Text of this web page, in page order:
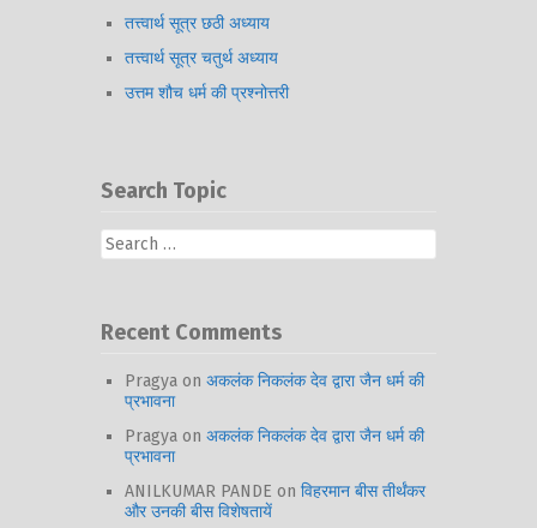
तत्त्वार्थ सूत्र छठी अध्याय
तत्त्वार्थ सूत्र चतुर्थ अध्याय
उत्तम शौच धर्म की प्रश्नोत्तरी
Search Topic
Search
for:
Recent Comments
Pragya on अकलंक निकलंक देव द्वारा जैन धर्म की
प्रभावना
Pragya on अकलंक निकलंक देव द्वारा जैन धर्म की
प्रभावना
ANILKUMAR PANDE on विहरमान बीस तीर्थंकर
और उनकी बीस विशेषतायें